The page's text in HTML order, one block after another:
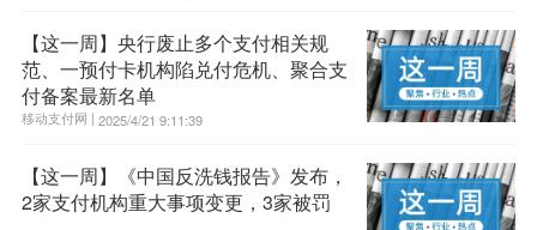
【这一周】央行废止多个支付相关规
范、一预付卡机构陷兑付危机、聚合支
付备案最新名单
移动支付网 | 2025/4/21 9:11:39
【这一周】《中国反洗钱报告》发布，
2家支付机构重大事项变更，3家被罚